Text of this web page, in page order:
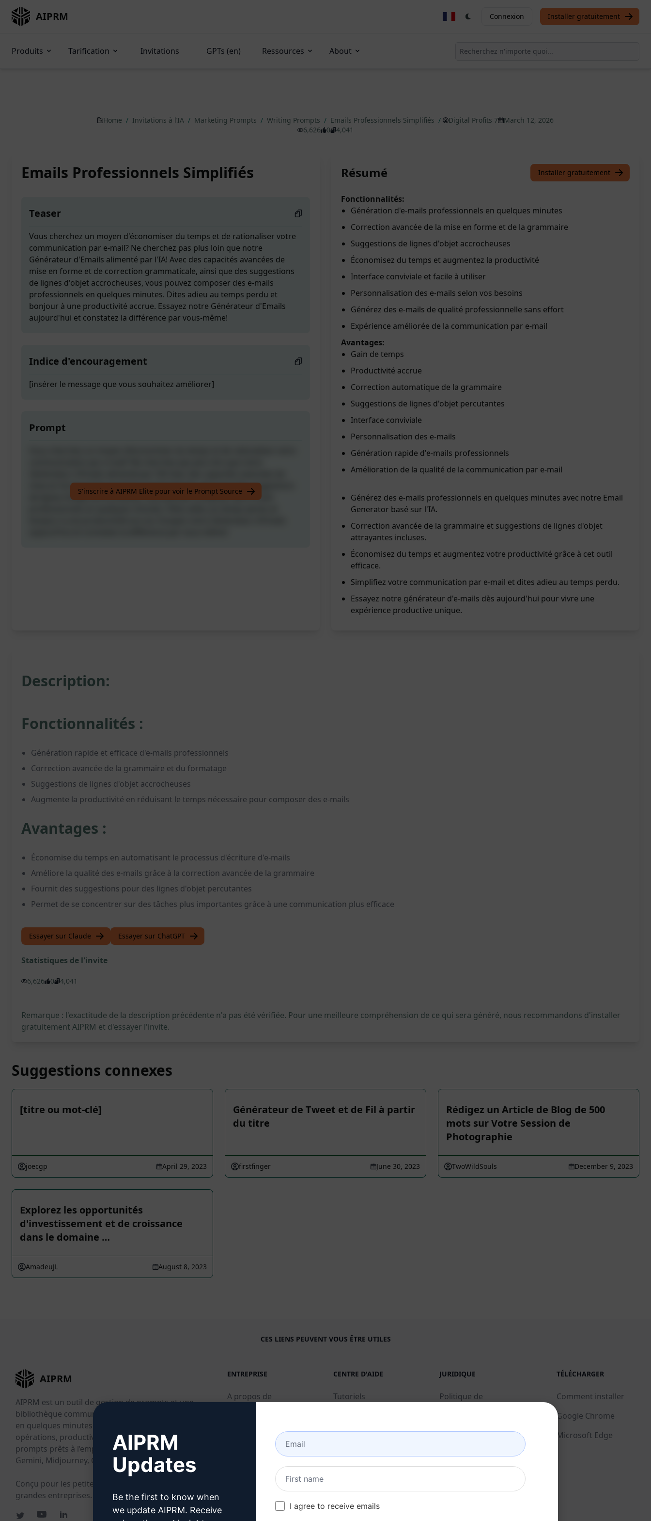
AIPRM Connexion Installer gratuitement
Produits Tarification Invitations GPTs (en) Ressources About
Home / Invitations à l’IA / Marketing Prompts / Writing Prompts / Emails Professionnels Simplifiés / Digital Profits 7
March 12, 2026
6,626
0 4,041
Emails Professionnels Simplifiés
Teaser
Vous cherchez un moyen d'économiser du temps et de rationaliser votre
communication par e-mail? Ne cherchez pas plus loin que notre
Générateur d'Emails alimenté par l'IA! Avec des capacités avancées de
mise en forme et de correction grammaticale, ainsi que des suggestions
de lignes d'objet accrocheuses, vous pouvez composer des e-mails
professionnels en quelques minutes. Dites adieu au temps perdu et
bonjour à une productivité accrue. Essayez notre Générateur d'Emails
aujourd'hui et constatez la différence par vous-même!
Indice d'encouragement
[insérer le message que vous souhaitez améliorer]
Prompt
mise en forme et de correction grammaticale, ainsi que des suggestions
de lignes d'objet accrocheuses, vous pouvez composer des e-mails
S'inscrire à AIPRM Elite pour voir le Prompt Source
Résumé Installer gratuitement
Fonctionnalités:
Génération d'e-mails professionnels en quelques minutes
Correction avancée de la mise en forme et de la grammaire
Suggestions de lignes d'objet accrocheuses
Économisez du temps et augmentez la productivité
Interface conviviale et facile à utiliser
Personnalisation des e-mails selon vos besoins
Générez des e-mails de qualité professionnelle sans effort
Expérience améliorée de la communication par e-mail
Avantages:
Gain de temps
Productivité accrue
Correction automatique de la grammaire
Suggestions de lignes d'objet percutantes
Interface conviviale
Personnalisation des e-mails
Génération rapide d'e-mails professionnels
Amélioration de la qualité de la communication par e-mail
Générez des e-mails professionnels en quelques minutes avec notre Email
Generator basé sur l'IA.
Correction avancée de la grammaire et suggestions de lignes d'objet
attrayantes incluses.
Économisez du temps et augmentez votre productivité grâce à cet outil
efficace.
Simplifiez votre communication par e-mail et dites adieu au temps perdu.
Essayez notre générateur d'e-mails dès aujourd'hui pour vivre une
expérience productive unique.
Description:
Fonctionnalités :
Génération rapide et efficace d'e-mails professionnels
Correction avancée de la grammaire et du formatage
Suggestions de lignes d'objet accrocheuses
Augmente la productivité en réduisant le temps nécessaire pour composer des e-mails
Avantages :
Économise du temps en automatisant le processus d'écriture d'e-mails
Améliore la qualité des e-mails grâce à la correction avancée de la grammaire
Fournit des suggestions pour des lignes d'objet percutantes
Permet de se concentrer sur des tâches plus importantes grâce à une communication plus efficace
Essayer sur Claude Essayer sur ChatGPT
Statistiques de l'invite
6,626 0 4,041
Remarque : l'exactitude de la description précédente n'a pas été vérifiée. Pour une meilleure compréhension de ce qui sera généré, nous recommandons d'installer
gratuitement AIPRM et d'essayer l'invite.
Suggestions connexes
[titre ou mot-clé]
joecgp April 29, 2023
Générateur de Tweet et de Fil à partir
du titre
firstfinger June 30, 2023
Rédigez un Article de Blog de 500
mots sur Votre Session de
Photographie
TwoWildSouls December 9, 2023
Explorez les opportunités
d'investissement et de croissance
dans le domaine …
AmadeuJL August 8, 2023
CES LIENS PEUVENT VOUS ÊTRE UTILES
AIPRM
AIPRM est un outil de gestion de prompts et une
bibliothèque communautaire de prompts. Effectuez
en quelques minutes vos tâches en marketing, vente,
opérations, productivité et support client grâce à des
prompts prêts à l’emploi pour ChatGPT, Claude,
Gemini, Midjourney, GPT Image et plus encore.
Conçu pour les petites entreprises. Adopté par les
grandes entreprises.
ENTREPRISE
A propos de
Caractéristiques
Tarification par équipe
CENTRE D'AIDE
Tutoriels
Facturation et FAQ (en)
JURIDIQUE
Politique de
Conditions d'utilisation
(en)
Termes relatifs aux
TÉLÉCHARGER
Comment installer
Google Chrome
Microsoft Edge
AIPRM
Updates
Be the first to know when
we update AIPRM. Receive
I agree to receive emails